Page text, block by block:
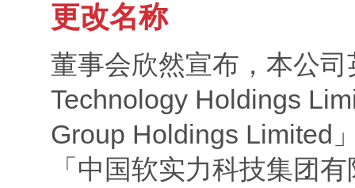
更改名称
董事会欣然宣布，本公
Technology Holdings
Group Holdings Limited
「中国软实力科技集团